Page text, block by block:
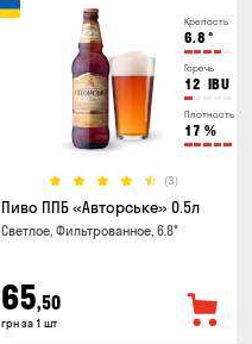
Крепость
6.8 °
Горечь
12 IBU
Плотность
17 %
(3)
Пиво ППБ «Авторське» 0.5л
Светлое, Фильтрованное, 6.8°
65,50
грн за 1 шт